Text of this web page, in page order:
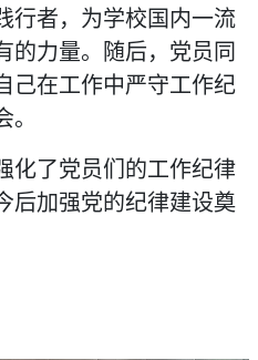
行者，为学校国内一流
的力量。随后，党员同
己在工作中严守工作纪
化了党员们的工作纪律
后加强党的纪律建设奠